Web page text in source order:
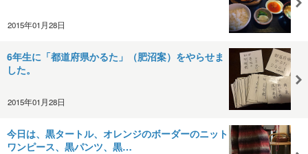
2015年01月28日
6年生に「都道府県かるた」（肥沼案）をやらせま
した。
2015年01月28日
今日は、黒タートル、オレンジのボーダーのニット
ワンピース、黒パンツ、黒…